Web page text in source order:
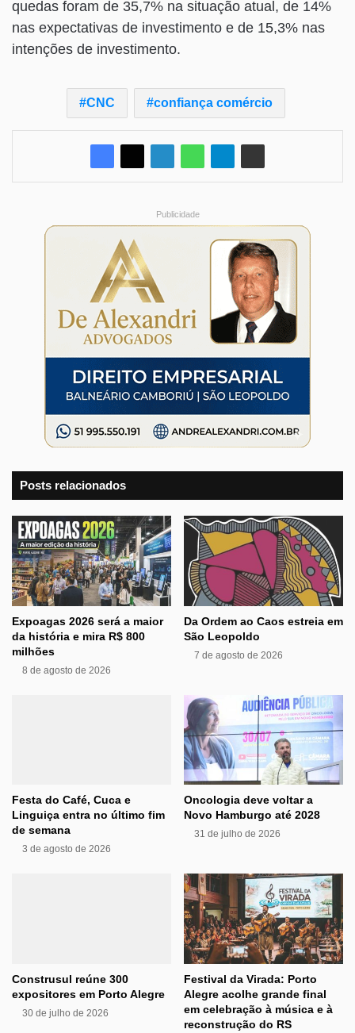
quedas foram de 35,7% na situação atual, de 14%
nas expectativas de investimento e de 15,3% nas
intenções de investimento.
CNC confiança comércio
Publicidade
Posts relacionados
Expoagas 2026 será a maior
da história e mira R$ 800
milhões
8 de agosto de 2026
Da Ordem ao Caos estreia em
São Leopoldo
7 de agosto de 2026
Festa do Café, Cuca e
Linguiça entra no último fim
de semana
3 de agosto de 2026
Oncologia deve voltar a
Novo Hamburgo até 2028
31 de julho de 2026
Construsul reúne 300
expositores em Porto Alegre
30 de julho de 2026
Festival da Virada: Porto
Alegre acolhe grande final
em celebração à música e à
reconstrução do RS